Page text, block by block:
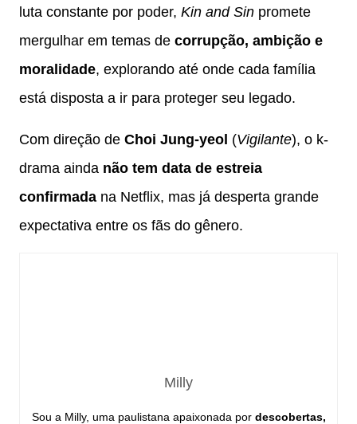
luta constante por poder, Kin and Sin promete
mergulhar em temas de corrupção, ambição e
moralidade, explorando até onde cada família
está disposta a ir para proteger seu legado.
Com direção de Choi Jung-yeol (Vigilante), o k-
drama ainda não tem data de estreia
confirmada na Netflix, mas já desperta grande
expectativa entre os fãs do gênero.
Milly
Sou a Milly, uma paulistana apaixonada por descobertas,